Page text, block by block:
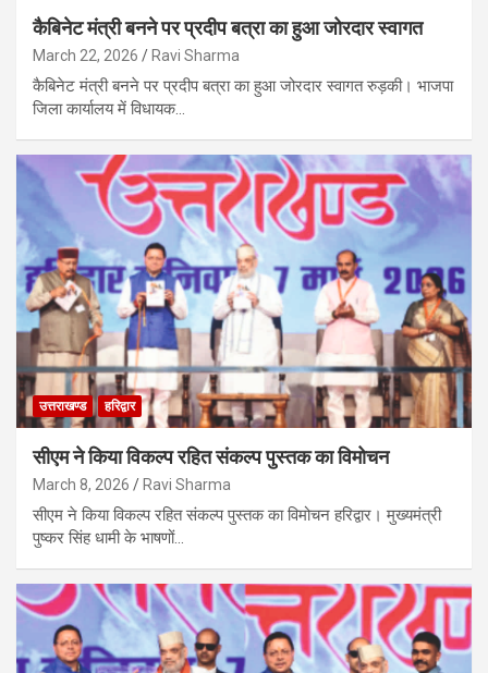
कैबिनेट मंत्री बनने पर प्रदीप बत्रा का हुआ जोरदार स्वागत
March 22, 2026 Ravi Sharma
कैबिनेट मंत्री बनने पर प्रदीप बत्रा का हुआ जोरदार स्वागत रुड़की। भाजपा
जिला कार्यालय में विधायक…
उत्तराखण्ड हरिद्वार
सीएम ने किया विकल्प रहित संकल्प पुस्तक का विमोचन
March 8, 2026 Ravi Sharma
सीएम ने किया विकल्प रहित संकल्प पुस्तक का विमोचन हरिद्वार। मुख्यमंत्री
पुष्कर सिंह धामी के भाषणों…